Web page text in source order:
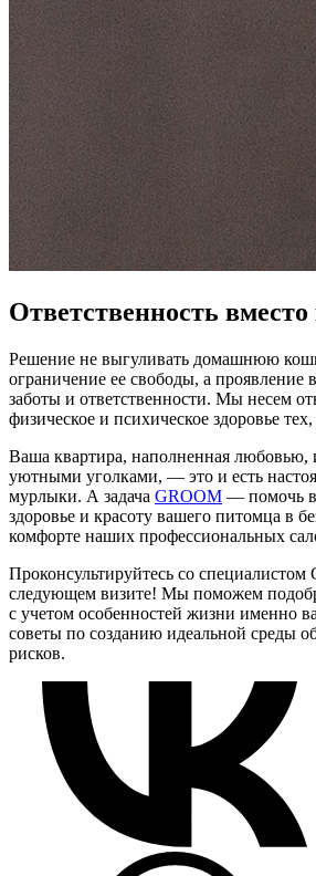
Ответственность
Решение не выгуливать домашнюю
ограничение ее свободы, а проявление
заботы и ответственности. Мы несем
физическое и психическое здоровье
Ваша квартира, наполненная любовью,
уютными уголками, — это и есть
мурлыки. А задача GROOM — помочь
здоровье и красоту вашего питомца в
комфорте наших профессиональных
Проконсультируйтесь со специалистом
следующем визите! Мы поможем
с учетом особенностей жизни именно
советы по созданию идеальной среды
рисков.